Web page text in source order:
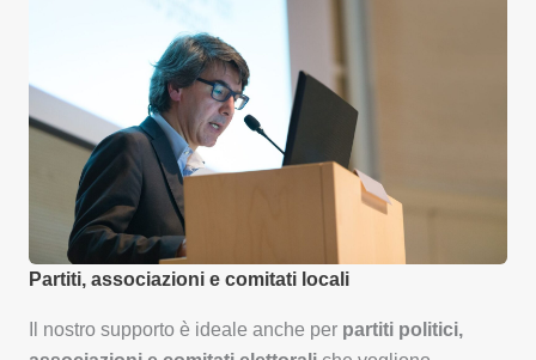
Partiti, associazioni e comitati locali
Il nostro supporto è ideale anche per partiti politici,